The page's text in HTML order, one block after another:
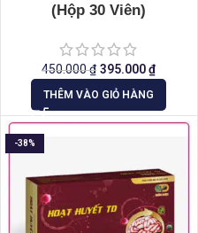
(Hộp 30 Viên)
450.000₫ 395.000₫
THÊM VÀO GIỎ HÀNG
-38%